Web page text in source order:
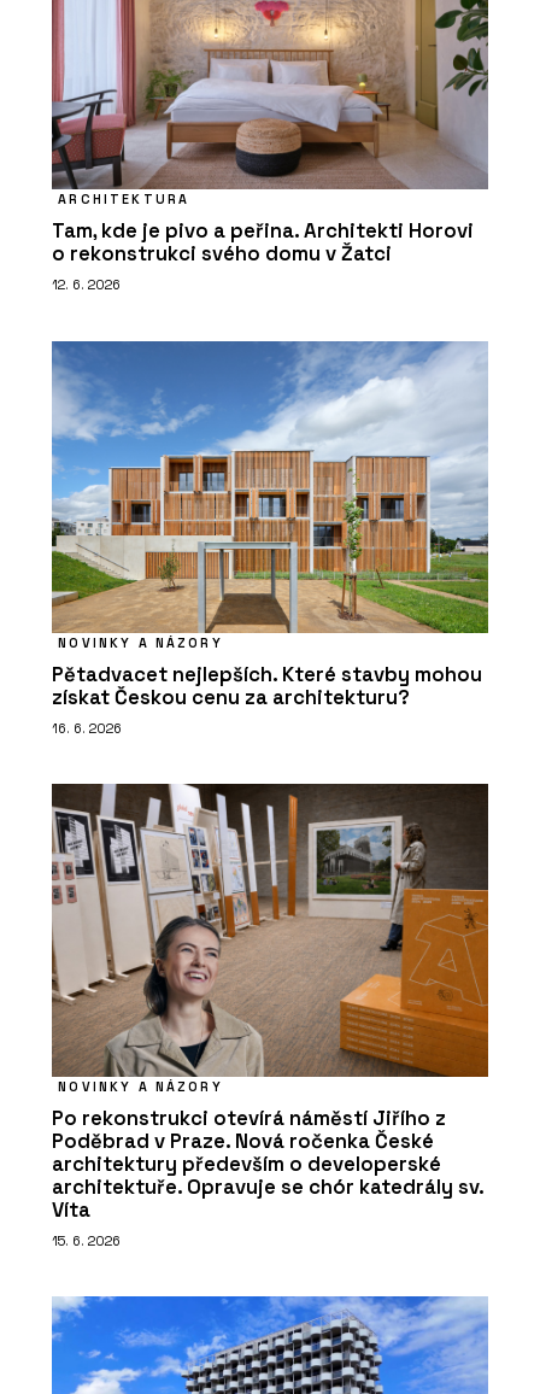
ARCHITEKTURA
Tam, kde je pivo a peřina. Architekti Horovi
o rekonstrukci svého domu v Žatci
12. 6. 2026
NOVINKY A NÁZORY
Pětadvacet nejlepších. Které stavby mohou
získat Českou cenu za architekturu?
16. 6. 2026
NOVINKY A NÁZORY
Po rekonstrukci otevírá náměstí Jiřího z
Poděbrad v Praze. Nová ročenka České
architektury především o developerské
architektuře. Opravuje se chór katedrály sv.
Víta
15. 6. 2026